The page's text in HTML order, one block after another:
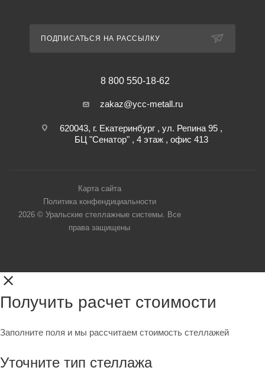
ПОДПИСАТЬСЯ НА РАССЫЛКУ
8 800 550-18-62
zakaz@ycc-metall.ru
620043, г. Екатеринбург , ул. Репина 95 ,
БЦ "Сенатор" , 4 этаж , офис 413
Карта сайта
Политика конфендициальности
2026 © Уральские стеллажные системы. Все
права защищены
Получить расчет стоимости
Заполните поля и мы рассчитаем стоимость стеллажей
Уточните тип стеллажа